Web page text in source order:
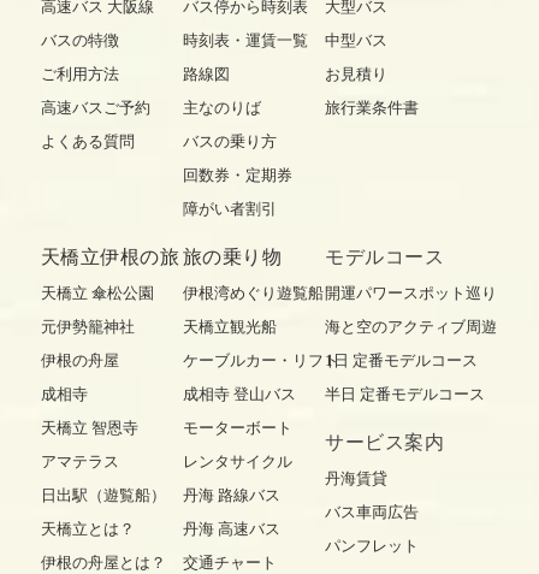
高速バス 大阪線
バスの特徴
ご利用方法
高速バスご予約
よくある質問
バス停から時刻表
時刻表・運賃一覧
路線図
主なのりば
バスの乗り方
回数券・定期券
障がい者割引
大型バス
中型バス
お見積り
旅行業条件書
天橋立伊根の旅
天橋立 傘松公園
元伊勢籠神社
伊根の舟屋
成相寺
天橋立 智恩寺
アマテラス
日出駅（遊覧船）
天橋立とは？
伊根の舟屋とは？
旅の乗り物
伊根湾めぐり遊覧船
天橋立観光船
ケーブルカー・リフト
成相寺 登山バス
モーターボート
レンタサイクル
丹海 路線バス
丹海 高速バス
交通チャート
モデルコース
開運パワースポット巡り
海と空のアクティブ周遊
1日 定番モデルコース
半日 定番モデルコース
サービス案内
丹海賃貸
バス車両広告
パンフレット